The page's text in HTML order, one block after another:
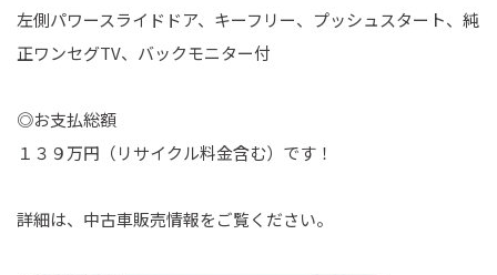
左側パワースライドドア、キーフリー、プッシュスタート、純
正ワンセグTV、バックモニター付
◎お支払総額
１３９万円（リサイクル料金含む）です！
詳細は、中古車販売情報をご覧ください。